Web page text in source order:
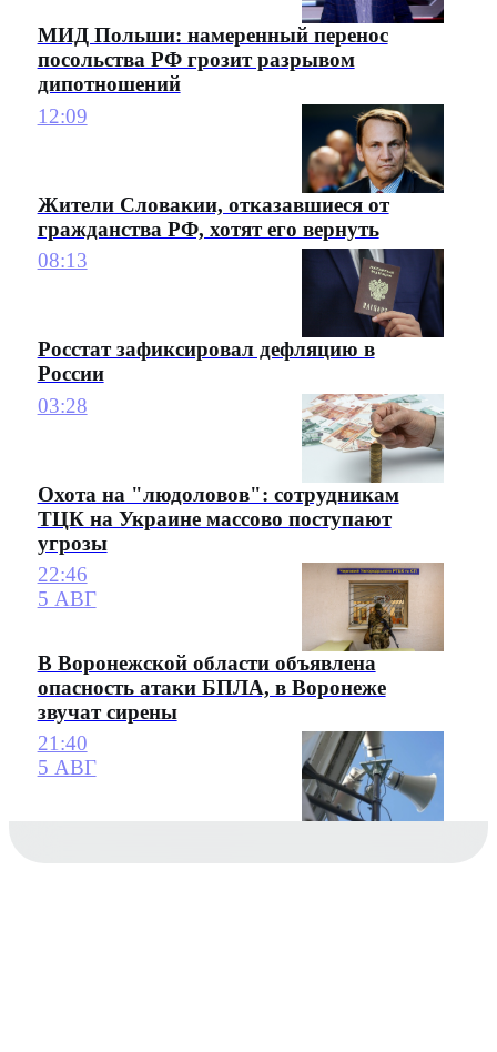
МИД Польши: намеренный перенос
посольства РФ грозит разрывом
дипотношений
12:09
Жители Словакии, отказавшиеся от
гражданства РФ, хотят его вернуть
08:13
Росстат зафиксировал дефляцию в
России
03:28
Охота на "людоловов": сотрудникам
ТЦК на Украине массово поступают
угрозы
22:46
5 АВГ
В Воронежской области объявлена
опасность атаки БПЛА, в Воронеже
звучат сирены
21:40
5 АВГ